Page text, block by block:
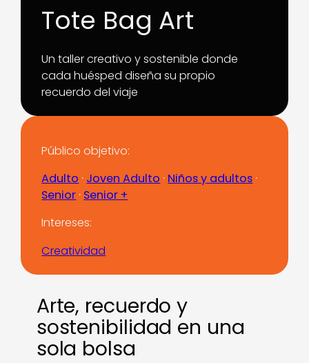
Tote Bag Art
Un taller creativo y sostenible donde
cada huésped diseña su propio
recuerdo del viaje
Público objetivo:
Adulto · Joven Adulto · Niños y adultos
Senior · Senior +
Intereses:
Creatividad
Arte, recuerdo y
sostenibilidad en una
sola bolsa